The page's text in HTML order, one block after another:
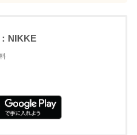
NIKKE